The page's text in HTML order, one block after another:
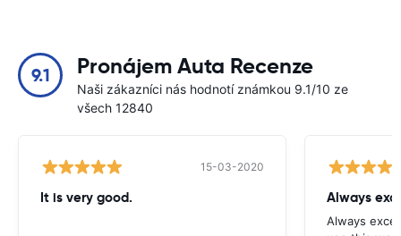
9.1 Pronájem Auta Recenze
Naši zákazníci nás hodnotí známkou 9.1/10 ze
všech 12840
15-03-2020
It is very good. Always
Always